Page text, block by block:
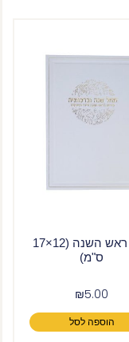
סדר ראש השנה (12×17
ס"מ)
₪5.00
הוספה לסל